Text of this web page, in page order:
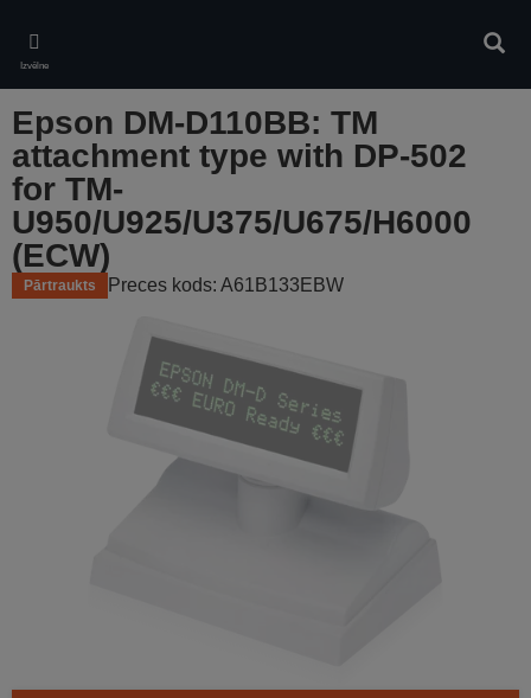
main
content
Izvēlne
Epson DM-D110BB: TM
attachment type with DP-502
for TM-
U950/U925/U375/U675/H6000
(ECW)
Pārtraukts Preces kods: A61B133EBW